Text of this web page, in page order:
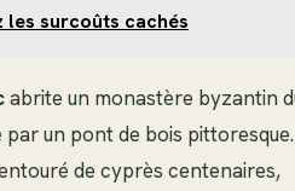
les surcoûts cachés
abrite un monastère byzantin
par un pont de bois
de cyprès centenaires,